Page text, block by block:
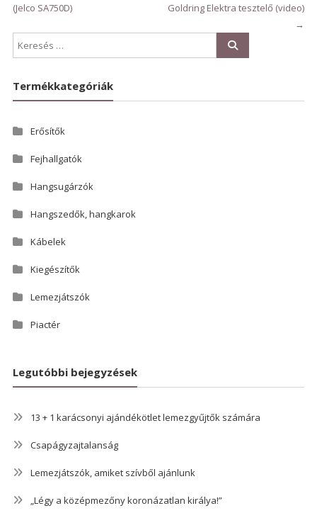
(Jelco SA750D)
Goldring Elektra tesztelő (video)
→
Termékkategóriák
Erősítők
Fejhallgatók
Hangsugárzók
Hangszedők, hangkarok
Kábelek
Kiegészítők
Lemezjátszók
Piactér
Legutóbbi bejegyzések
13 + 1 karácsonyi ajándékötlet lemezgyűjtők számára
Csapágyzajtalanság
Lemezjátszók, amiket szívből ajánlunk
„Légy a középmezőny koronázatlan királya!”